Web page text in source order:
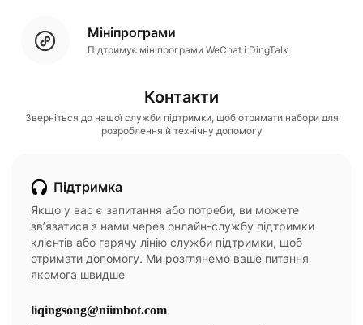
Мініпрограми
Підтримує мініпрограми WeChat і DingTalk
Контакти
Зверніться до нашої служби підтримки, щоб отримати набори для
розроблення й технічну допомогу
Підтримка
Якщо у вас є запитання або потреби, ви можете
зв’язатися з нами через онлайн-службу підтримки
клієнтів або гарячу лінію служби підтримки, щоб
отримати допомогу. Ми розглянемо ваше питання
якомога швидше
liqingsong@niimbot.com